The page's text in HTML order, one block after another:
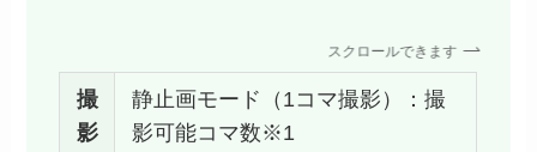
スクロールできます
撮
影
静止画モード（1コマ撮影）：撮
影可能コマ数※1